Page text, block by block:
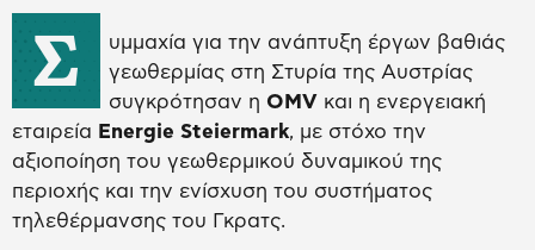
Σ
υμμαχία για την ανάπτυξη έργων βαθιάς
γεωθερμίας στη Στυρία της Αυστρίας
συγκρότησαν η OMV και η ενεργειακή
εταιρεία Energie Steiermark, με στόχο την
αξιοποίηση του γεωθερμικού δυναμικού της
περιοχής και την ενίσχυση του συστήματος
τηλεθέρμανσης του Γκρατς.